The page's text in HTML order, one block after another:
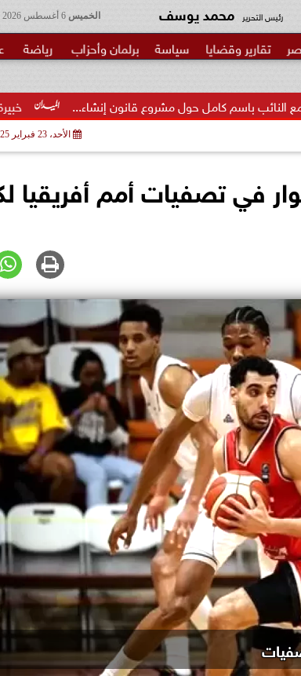
الخميس رئيس التحرير محمد يوسف
تقارير وقضايا سياسة برلمان وأحزاب رياضة
خبيرة مناهج: حداثة حول مشروع قانون إنشاء...
الأحد، 23 فبراير 2025
في تصفيات أمم أفريقيا